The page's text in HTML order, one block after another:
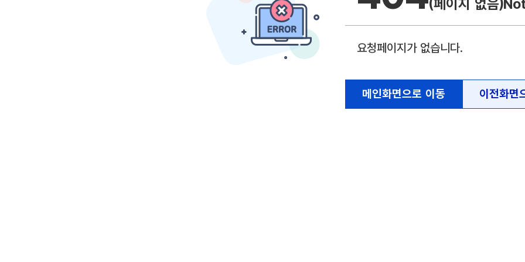
(페이지 없음)
요청페이지가 없습니다.
메인화면으로 이동 이전화면